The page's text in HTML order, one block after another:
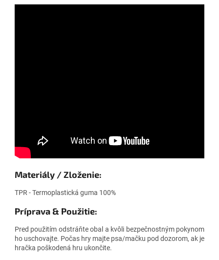
Materiály / Zloženie:
TPR - Termoplastická guma 100%
Príprava & Použitie:
Pred použitím odstráňte obal a kvôli bezpečnostným pokynom
ho uschovajte. Počas hry majte psa/mačku pod dozorom, ak je
hračka poškodená hru ukončite.